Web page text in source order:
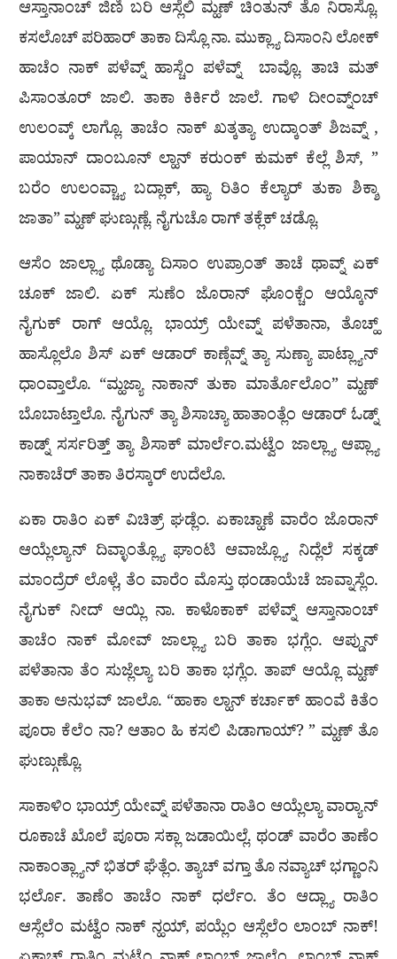
ಆಸ್ತಾನಾಂಚ್ ಜಿಣಿ ಬರಿ ಆಸ್ಲೆಲಿ ಮ್ಹಣ್ ಚಿಂತುನ್ ತೊ ನಿರಾಸ್ಲೊ.
ಕಸಲೊಚ್ ಪರಿಹಾರ್ ತಾಕಾ ದಿಸ್ಲೊ ನಾ. ಮುಕ್ಲ್ಯಾ ದಿಸಾಂನಿ ಲೋಕ್
ಹಾಚೆಂ ನಾಕ್ ಪಳೆವ್ನ್ ಹಾಸ್ಚೆಂ ಪಳೆವ್ನ್ ಬಾವ್ಲೊ. ತಾಚಿ ಮತ್
ಪಿಸಾಂತೂರ್ ಜಾಲಿ. ತಾಕಾ ಕಿರ್ಕಿರೆ ಜಾಲೆ. ಗಾಳಿ ದೀಂವ್ನ್ಂಚ್
ಉಲಂವ್ಕ್ ಲಾಗ್ಲೊ. ತಾಚೆಂ ನಾಕ್ ಖತ್ಕತ್ಯಾ ಉದ್ಕಾಂತ್ ಶಿಜವ್ನ್ ,
ಪಾಯಾನ್ ದಾಂಬೂನ್ ಲ್ಹಾನ್ ಕರುಂಕ್ ಕುಮಕ್ ಕೆಲ್ಲೆ ಶಿಸ್, ”
ಬರೆಂ ಉಲಂವ್ಚ್ಯಾ ಬದ್ಲಾಕ್, ಹ್ಯಾ ರಿತಿಂ ಕೆಲ್ಯಾರ್ ತುಕಾ ಶಿಕ್ಶಾ
ಜಾತಾ” ಮ್ಹಣ್ ಘುಣ್ಗುಣ್ಲೆ. ನೈಗುಚೊ ರಾಗ್ ತಕ್ಲೆಕ್ ಚಡ್ಲೊ.
ಆಸೆಂ ಜಾಲ್ಲ್ಯಾ ಥೊಡ್ಯಾ ದಿಸಾಂ ಉಪ್ರಾಂತ್ ತಾಚೆ ಥಾವ್ನ್ ಏಕ್
ಚೂಕ್ ಜಾಲಿ. ಏಕ್ ಸುಣೆಂ ಜೊರಾನ್ ಘೊಂಕ್ಚೆಂ ಆಯ್ಕೊನ್
ನೈಗುಕ್ ರಾಗ್ ಆಯ್ಲೊ. ಭಾಯ್ರ್ ಯೇವ್ನ್ ಪಳೆತಾನಾ, ತೊಚ್ಹ್
ಹಾಸ್ಲೊಲೊ ಶಿಸ್ ಏಕ್ ಆಡಾರ್ ಕಾಣ್ಗೆವ್ನ್ ತ್ಯಾ ಸುಣ್ಯಾ ಪಾಟ್ಲ್ಯಾನ್
ಧಾಂವ್ತಾಲೊ. “ಮ್ಹಜ್ಯಾ ನಾಕಾನ್ ತುಕಾ ಮಾರ್ತೊಲೊಂ” ಮ್ಹಣ್
ಬೊಬಾಟ್ತಾಲೊ. ನೈಗುನ್ ತ್ಯಾ ಶಿಸಾಚ್ಯಾ ಹಾತಾಂತ್ಲೆಂ ಆಡಾರ್ ಓಡ್ನ್
ಕಾಡ್ನ್ ಸರ್ಸರಿತ್ತ್ ತ್ಯಾ ಶಿಸಾಕ್ ಮಾರ್ಲೆಂ.ಮಟ್ವೆಂ ಜಾಲ್ಲ್ಯಾ ಆಪ್ಲ್ಯಾ
ನಾಕಾಚೆರ್ ತಾಕಾ ತಿರಸ್ಕಾರ್ ಉದೆಲೊ.
ಏಕಾ ರಾತಿಂ ಏಕ್ ವಿಚಿತ್ರ್ ಘಡ್ಲೆಂ. ಏಕಾಚ್ಹಾಣೆ ವಾರೆಂ ಜೊರಾನ್
ಆಯ್ಲೆಲ್ಯಾನ್ ದಿವ್ಳಾಂತ್ಲ್ಯೊ ಘಾಂಟಿ ಆವಾಜ್ಲ್ಯೊ. ನಿದ್ಲೆಲೆ ಸಕ್ಕಡ್
ಮಾಂದ್ರೆರ್ ಲೊಳ್ಲೆ, ತೆಂ ವಾರೆಂ ಮೊಸ್ತು ಥಂಡಾಯೆಚೆ ಜಾವ್ನಾಸ್ಲೆಂ.
ನೈಗುಕ್ ನೀದ್ ಆಯ್ಲಿ ನಾ. ಕಾಳೊಕಾಕ್ ಪಳೆವ್ನ್ ಆಸ್ತಾನಾಂಚ್
ತಾಚೆಂ ನಾಕ್ ಮೋವ್ ಜಾಲ್ಲ್ಯಾ ಬರಿ ತಾಕಾ ಭಗ್ಲೆಂ. ಆಪ್ಡುನ್
ಪಳೆತಾನಾ ತೆಂ ಸುಜ್ಲೆಲ್ಯಾ ಬರಿ ತಾಕಾ ಭಗ್ಲೆಂ. ತಾಪ್ ಆಯ್ಲೊ ಮ್ಹಣ್
ತಾಕಾ ಅನುಭವ್ ಜಾಲೊ. “ಹಾಕಾ ಲ್ಹಾನ್ ಕರ್ಚಾಕ್ ಹಾಂವೆ ಕಿತೆಂ
ಪೂರಾ ಕೆಲೆಂ ನಾ? ಆತಾಂ ಹಿ ಕಸಲಿ ಪಿಡಾಗಾಯ್? ” ಮ್ಹಣ್ ತೊ
ಘುಣ್ಗುಣ್ಲೊ.
ಸಾಕಾಳಿಂ ಭಾಯ್ರ್ ಯೇವ್ನ್ ಪಳೆತಾನಾ ರಾತಿಂ ಆಯ್ಲೆಲ್ಯಾ ವಾರ‍್ಯಾನ್
ರೂಕಾಚೆ ಖೊಲೆ ಪೂರಾ ಸಕ್ಲಾ ಜಡಾಯಿಲ್ಲೆ. ಥಂಡ್ ವಾರೆಂ ತಾಣೆಂ
ನಾಕಾಂತ್ಲ್ಯಾನ್ ಭಿತರ್ ಘೆತ್ಲೆಂ. ತ್ಯಾಚ್ ವಗ್ತಾ ತೊ ನವ್ಯಾಚ್ ಭಗ್ಣಾಂನಿ
ಭರ್ಲೊ. ತಾಣೆಂ ತಾಚೆಂ ನಾಕ್ ಧರ್ಲೆಂ. ತೆಂ ಆದ್ಲ್ಯಾ ರಾತಿಂ
ಆಸ್ಲೆಲೆಂ ಮಟ್ವೆಂ ನಾಕ್ ನ್ಹಯ್, ಪಯ್ಲೆಂ ಆಸ್ಲೆಲೆಂ ಲಾಂಬ್ ನಾಕ್!